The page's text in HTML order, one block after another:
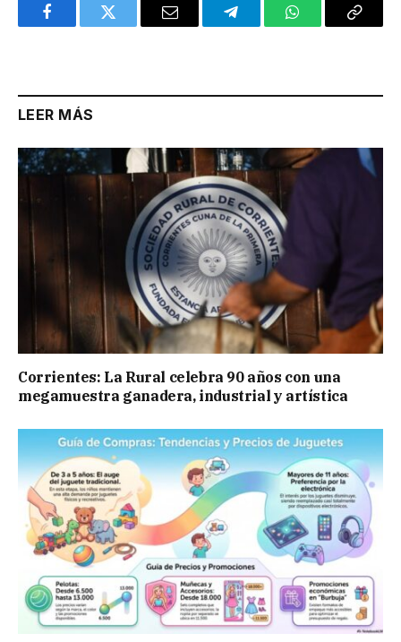
FacebookTwitter Email TelegramWhatsAppCopy
LEER MÁS
Corrientes: La Rural celebra 90 años con una
megamuestra ganadera, industrial y artística